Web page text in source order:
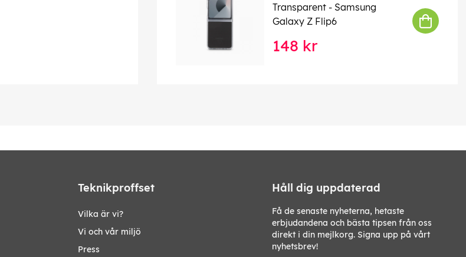
Transparent - Samsung
Galaxy Z Flip6
148 kr
Teknikproffset
Vilka är vi?
Vi och vår miljö
Press
Håll dig uppdaterad
Få de senaste nyheterna, hetaste
erbjudandena och bästa tipsen från oss
direkt i din mejlkorg. Signa upp på vårt
nyhetsbrev!